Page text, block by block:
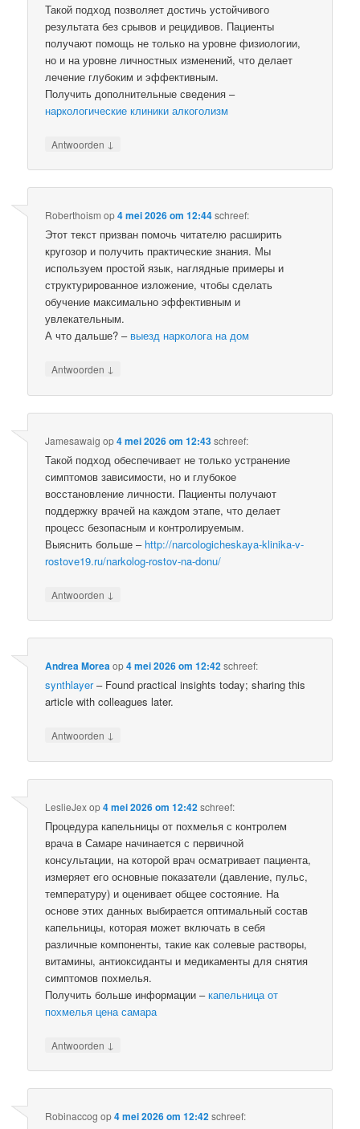
Такой подход позволяет достичь устойчивого
результата без срывов и рецидивов. Пациенты
получают помощь не только на уровне физиологии,
но и на уровне личностных изменений, что делает
лечение глубоким и эффективным.
Получить дополнительные сведения –
наркологические клиники алкоголизм
Antwoorden ↓
Roberthoism op4 mei 2026 om 12:44schreef:
Этот текст призван помочь читателю расширить
кругозор и получить практические знания. Мы
используем простой язык, наглядные примеры и
структурированное изложение, чтобы сделать
обучение максимально эффективным и
увлекательным.
А что дальше? – выезд нарколога на дом
Antwoorden ↓
Jamesawaig op4 mei 2026 om 12:43schreef:
Такой подход обеспечивает не только устранение
симптомов зависимости, но и глубокое
восстановление личности. Пациенты получают
поддержку врачей на каждом этапе, что делает
процесс безопасным и контролируемым.
Выяснить больше – http://narcologicheskaya-klinika-v-
rostove19.ru/narkolog-rostov-na-donu/
Antwoorden ↓
Andrea Moreaop4 mei 2026 om 12:42schreef:
synthlayer– Found practical insights today; sharing this
article with colleagues later.
Antwoorden ↓
LeslieJexop4 mei 2026 om 12:42schreef:
Процедура капельницы от похмелья с контролем
врача в Самаре начинается с первичной
консультации, на которой врач осматривает пациента,
измеряет его основные показатели (давление, пульс,
температуру) и оценивает общее состояние. На
основе этих данных выбирается оптимальный состав
капельницы, которая может включать в себя
различные компоненты, такие как солевые растворы,
витамины, антиоксиданты и медикаменты для снятия
симптомов похмелья.
Получить больше информации –капельница от
похмелья цена самара
Antwoorden ↓
Robinaccog op4 mei 2026 om 12:42schreef: